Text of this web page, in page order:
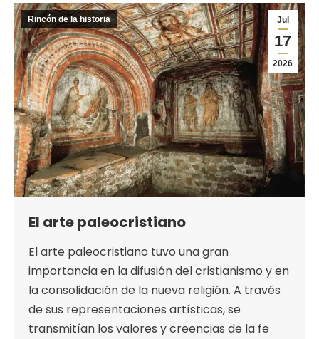
Jul
17
2026
Rincón de la historia
El arte paleocristiano
El arte paleocristiano tuvo una gran
importancia en la difusión del cristianismo y en
la consolidación de la nueva religión. A través
de sus representaciones artísticas, se
transmitían los valores y creencias de la fe